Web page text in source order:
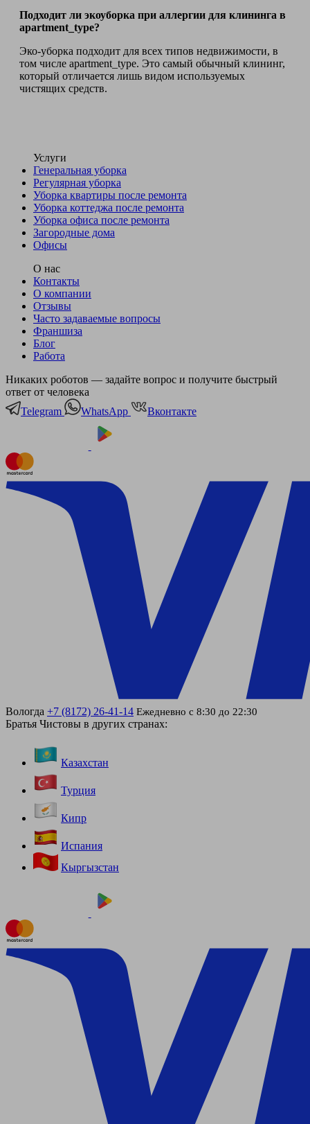
Подходит ли экоуборка при аллергии для клининга в
apartment_type?
Эко-уборка подходит для всех типов недвижимости, в
том числе apartment_type. Это самый обычный клининг,
который отличается лишь видом используемых
чистящих средств.
Услуги
Генеральная уборка
Регулярная уборка
Уборка квартиры после ремонта
Уборка коттеджа после ремонта
Уборка офиса после ремонта
Загородные дома
Офисы
О нас
Контакты
О компании
Отзывы
Часто задаваемые вопросы
Франшиза
Блог
Работа
Никаких роботов — задайте вопрос и получите быстрый
ответ от человека
Telegram
WhatsApp Вконтакте
Вологда +7 (8172) 26-41-14 Ежедневно с 8:30 до 22:30
Братья Чистовы в других странах:
Казахстан
Турция
Кипр
Испания
Кыргызстан